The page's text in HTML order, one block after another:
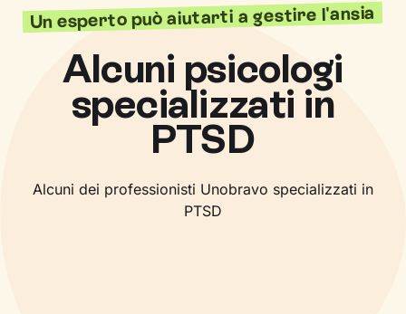
Un esperto può aiutarti a gestire l'ansia
Alcuni psicologi
specializzati in
PTSD
Alcuni dei professionisti Unobravo specializzati in
PTSD